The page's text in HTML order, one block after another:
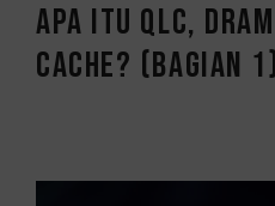
Apa itu QLC,
Cache? (Bagian 1)